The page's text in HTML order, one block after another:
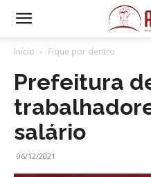
Início Fique por dentro
Prefeitura
salário
06/12/2021